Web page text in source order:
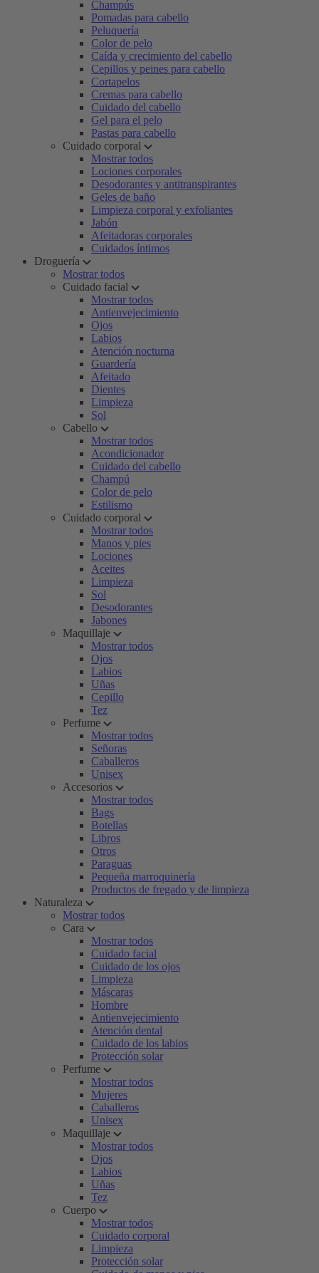
Champús
Pomadas para cabello
Peluquería
Color de pelo
Caída y crecimiento del cabello
Cepillos y peines para cabello
Cortapelos
Cremas para cabello
Cuidado del cabello
Gel para el pelo
Pastas para cabello
Cuidado corporal
Mostrar todos
Lociones corporales
Desodorantes y antitranspirantes
Geles de baño
Limpieza corporal y exfoliantes
Jabón
Afeitadoras corporales
Cuidados íntimos
Droguería
Mostrar todos
Cuidado facial
Mostrar todos
Antienvejecimiento
Ojos
Labios
Atención nocturna
Guardería
Afeitado
Dientes
Limpieza
Sol
Cabello
Mostrar todos
Acondicionador
Cuidado del cabello
Champú
Color de pelo
Estilismo
Cuidado corporal
Mostrar todos
Manos y pies
Lociones
Aceites
Limpieza
Sol
Desodorantes
Jabones
Maquillaje
Mostrar todos
Ojos
Labios
Uñas
Cepillo
Tez
Perfume
Mostrar todos
Señoras
Caballeros
Unisex
Accesorios
Mostrar todos
Bags
Botellas
Libros
Otros
Paraguas
Pequeña marroquinería
Productos de fregado y de limpieza
Naturaleza
Mostrar todos
Cara
Mostrar todos
Cuidado facial
Cuidado de los ojos
Limpieza
Máscaras
Hombre
Antienvejecimiento
Atención dental
Cuidado de los labios
Protección solar
Perfume
Mostrar todos
Mujeres
Caballeros
Unisex
Maquillaje
Mostrar todos
Ojos
Labios
Uñas
Tez
Cuerpo
Mostrar todos
Cuidado corporal
Limpieza
Protección solar